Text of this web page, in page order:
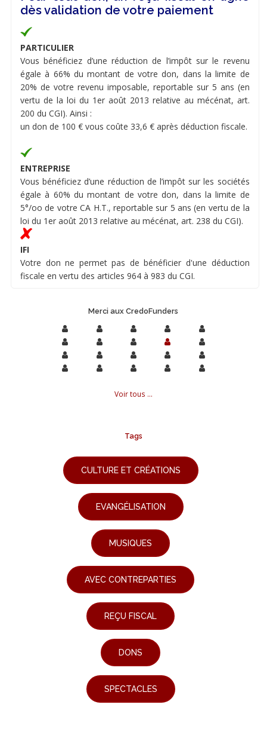
dès validation de votre paiement
PARTICULIER
Vous bénéficiez d’une réduction de l’impôt sur le revenu
égale à 66% du montant de votre don, dans la limite de
20% de votre revenu imposable, reportable sur 5 ans (en
vertu de la loi du 1er août 2013 relative au mécénat, art.
200 du CGI). Ainsi :
un don de 100 € vous coûte 33,6 € après déduction fiscale.
ENTREPRISE
Vous bénéficiez d’une réduction de l’impôt sur les sociétés
égale à 60% du montant de votre don, dans la limite de
5°/oo de votre CA H.T., reportable sur 5 ans (en vertu de la
loi du 1er août 2013 relative au mécénat, art. 238 du CGI).
IFI
Votre don ne permet pas de bénéficier d'une déduction
fiscale en vertu des articles 964 à 983 du CGI.
Merci aux CredoFunders
Voir tous ...
Tags
CULTURE ET CRÉATIONS
EVANGÉLISATION
MUSIQUES
AVEC CONTREPARTIES
REÇU FISCAL
DONS
SPECTACLES